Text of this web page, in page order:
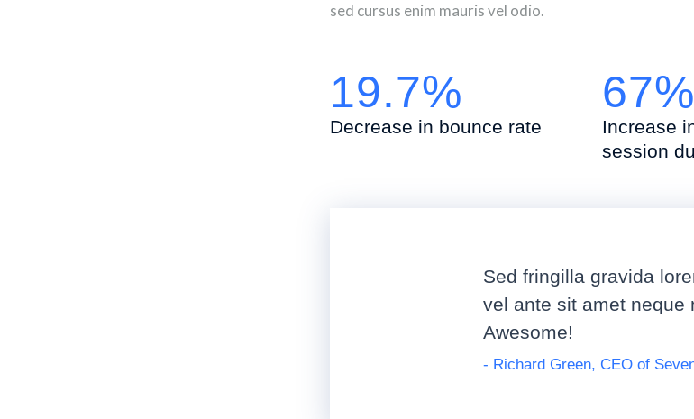
sed cursus enim mauris vel odio.
19.7%
Decrease in bounce rate
67%
Increase
session
Sed fringilla gravida
vel ante sit amet neque
Awesome!
- Richard Green, CEO of